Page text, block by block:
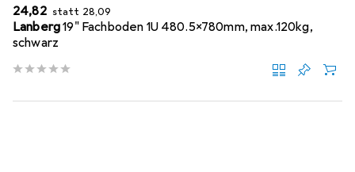
EUR
24,82 statt EUR
28,09
Lanberg19" Fachboden 1U 480.5x780mm, max.120kg,
schwarz